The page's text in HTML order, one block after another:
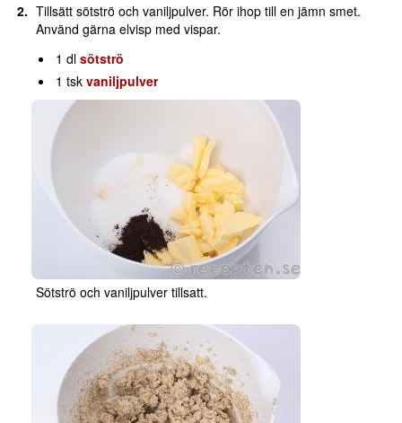
Tillsätt sötströ och vaniljpulver. Rör ihop till en jämn smet.
Använd gärna elvisp med vispar.
1 dlsötströ
1 tskvaniljpulver
Sötströ och vaniljpulver tillsatt.